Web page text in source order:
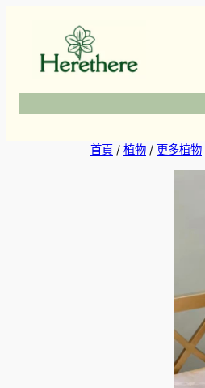
首頁 / 植物 / 更多植物